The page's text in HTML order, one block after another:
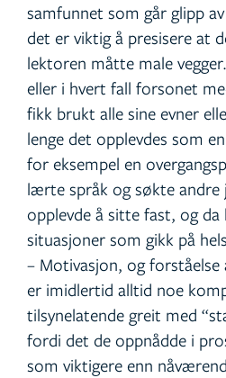
samfunnet som går glipp
det er viktig å presisere at
lektoren måtte male
eller i hvert fall forsonet
fikk brukt alle sine evner
lenge det opplevdes som
for eksempel en
lærte språk og søkte andre
opplevde å sitte fast, og
situasjoner som gikk på
– Motivasjon, og forståelse
er imidlertid alltid noe
tilsynelatende greit med
fordi det de oppnådde i
som viktigere enn